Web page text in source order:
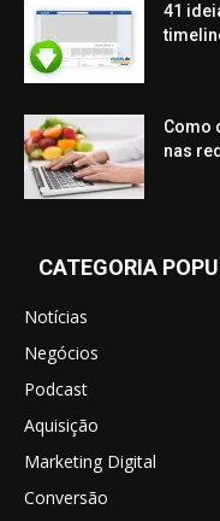
41
Como
nas
CATEGORIA
Notícias
Negócios
Podcast
Aquisição
Marketing Digital
Conversão